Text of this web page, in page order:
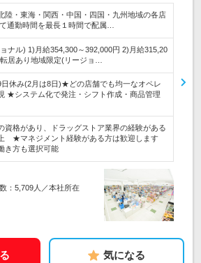
陸・東海・関西・中国・四国・九州地域の各店
通勤時間を最長１時間で配属…
ナル) 1)月給354,300～392,000円 2)月給315,20
居あり地域限定(リージョ…
休み(2月は8日)★どの店舗でも均一なオペレ
★システム化で発注・シフト作成・商品管理
格があり、ドラッグストア業界の経験がある
★マネジメント経験がある方は歓迎します
き方も選択可能
：5,709人／本社所在
気になる